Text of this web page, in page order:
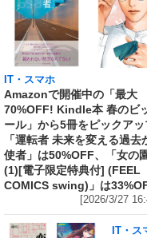
IT・スマホ
Amazonで開催中の「最大
70%OFF! Kindle本 春のビ
ール」から5冊をピックアッ
「運転者 未来を変える過去
使者」は50%OFF、「女の
(1)[電子限定特典付] (FEEL
COMICS swing)」は
[2026/3/27
IT・ス